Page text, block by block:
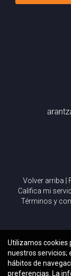
Volver arriba
Califica mi
Términos y
Utilizamos cookies
nuestros servicios;
hábitos de
preferencias. La